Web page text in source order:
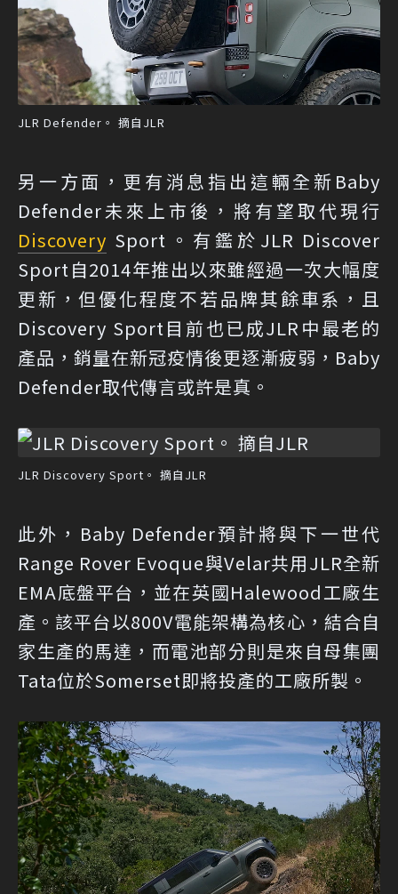
JLR Defender。 摘自JLR
另一方面，更有消息指出這輛全新Baby
Defender未來上市後，將有望取代現行
Discovery Sport。有鑑於JLR Discover
Sport自2014年推出以來雖經過一次大幅度
更新，但優化程度不若品牌其餘車系，且
Discovery Sport目前也已成JLR中最老的
產品，銷量在新冠疫情後更逐漸疲弱，Baby
Defender取代傳言或許是真。
JLR Discovery Sport。 摘自JLR
此外，Baby Defender預計將與下一世代
Range Rover Evoque與Velar共用JLR全新
EMA底盤平台，並在英國Halewood工廠生
產。該平台以800V電能架構為核心，結合自
家生產的馬達，而電池部分則是來自母集團
Tata位於Somerset即將投產的工廠所製。